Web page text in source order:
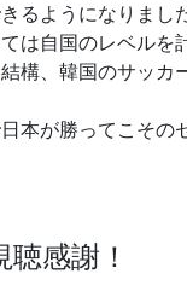
るようになりまし
は自国のレベル
構、韓国のサッカ
本が勝ってこその
感謝！